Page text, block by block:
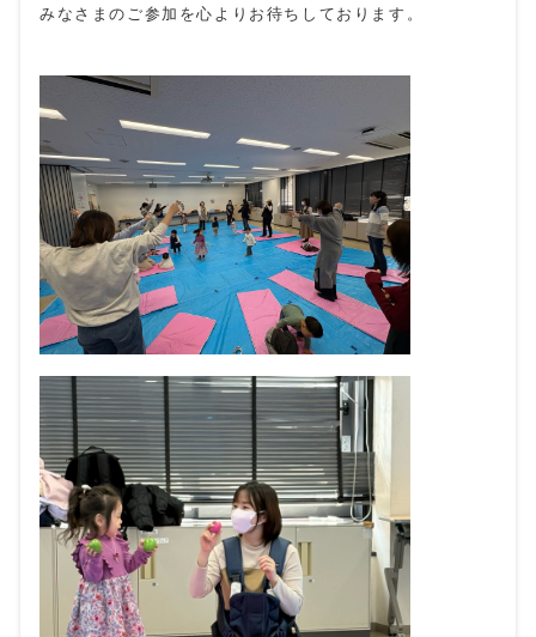
みなさまのご参加を心よりお待ちしております。